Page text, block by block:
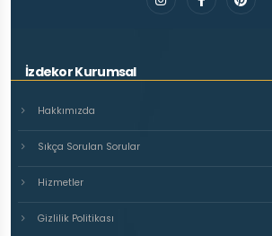
İzdekor Kurumsal
Hakkımızda
Sıkça Sorulan Sorular
Hizmetler
Gizlilik Politikası